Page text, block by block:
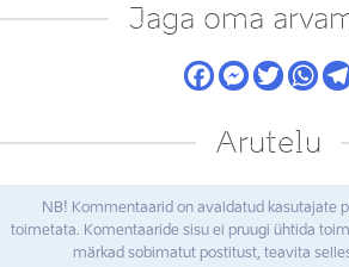
Jaga oma
Arutelu
NB! Kommentaarid on avaldatud kasutajate
toimetata. Komentaaride sisu ei pruugi ühtida
märkad sobimatut postitust, teavita